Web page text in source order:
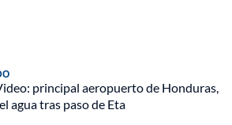
principal aeropuerto de Honduras,
agua tras paso de Eta